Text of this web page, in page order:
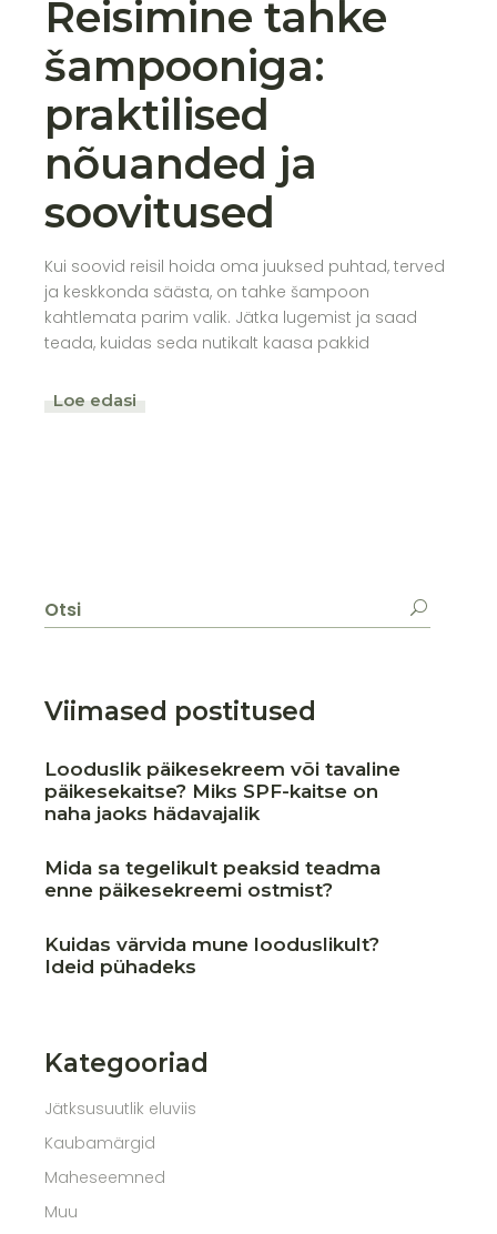
Reisimine tahke
šampooniga:
praktilised
nõuanded ja
soovitused
Kui soovid reisil hoida oma juuksed puhtad, terved
ja keskkonda säästa, on tahke šampoon
kahtlemata parim valik. Jätka lugemist ja saad
teada, kuidas seda nutikalt kaasa pakkid
Loe edasi
Viimased postitused
Looduslik päikesekreem või tavaline
päikesekaitse? Miks SPF-kaitse on
naha jaoks hädavajalik
Mida sa tegelikult peaksid teadma
enne päikesekreemi ostmist?
Kuidas värvida mune looduslikult?
Ideid pühadeks
Kategooriad
Jätksusuutlik eluviis
Kaubamärgid
Maheseemned
Muu